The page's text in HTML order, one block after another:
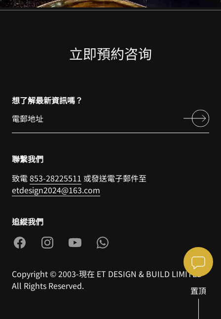
立即預約咨询
想了解最新資訊嗎？
聯繫我們
致電853-28225511 或發送電子郵件至
etdesign2024@163.com
追縱我們
Copyright © 2003-現在 ET DESIGN & BUILD LIMITED
All Rights Reserved.
置頂